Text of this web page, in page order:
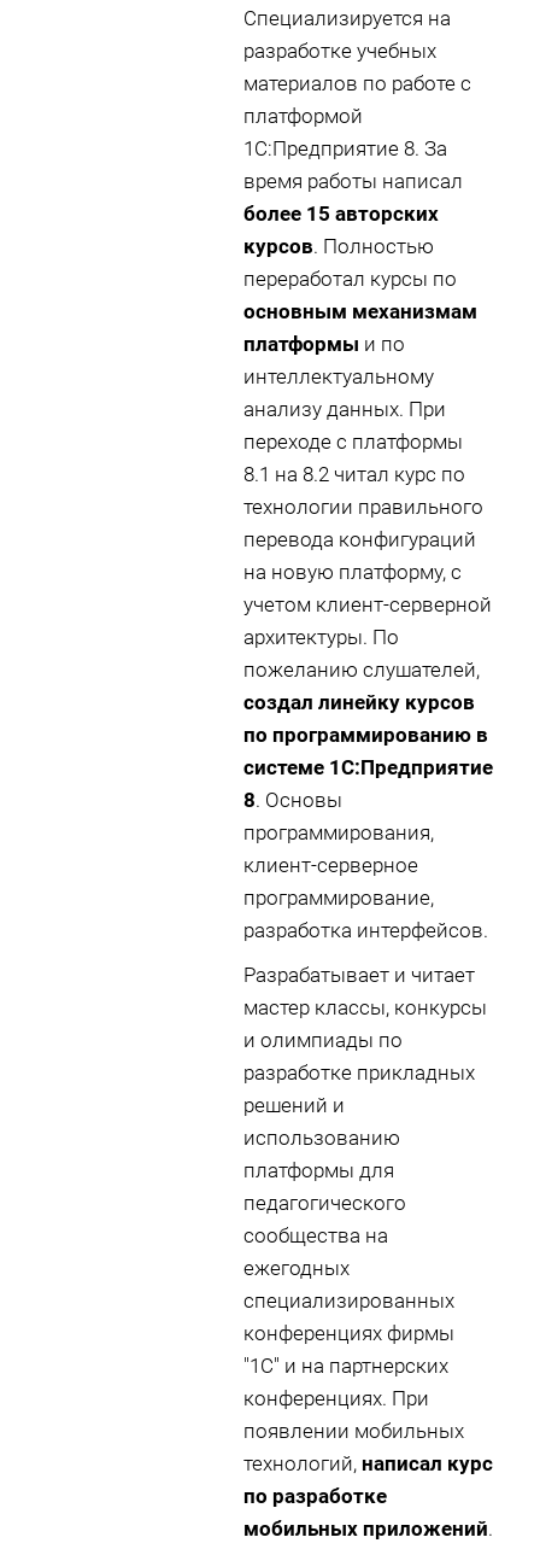
Специализируется на
разработке учебных
материалов по работе с
платформой
1С:Предприятие 8. За
время работы написал
более 15 авторских
курсов. Полностью
переработал курсы по
основным механизмам
платформы и по
интеллектуальному
анализу данных. При
переходе с платформы
8.1 на 8.2 читал курс по
технологии правильного
перевода конфигураций
на новую платформу, с
учетом клиент-серверной
архитектуры. По
пожеланию слушателей,
создал линейку курсов
по программированию в
системе 1С:Предприятие
8. Основы
программирования,
клиент-серверное
программирование,
разработка интерфейсов.
Разрабатывает и читает
мастер классы, конкурсы
и олимпиады по
разработке прикладных
решений и
использованию
платформы для
педагогического
сообщества на
ежегодных
специализированных
конференциях фирмы
"1С" и на партнерских
конференциях. При
появлении мобильных
технологий, написал курс
по разработке
мобильных приложений.